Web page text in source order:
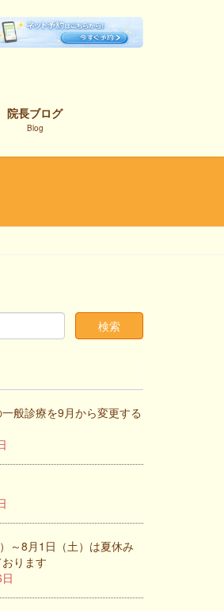
院長ブログ
Blog
般診療を9月から変更する
～8月1日（土）は夏休み
ります